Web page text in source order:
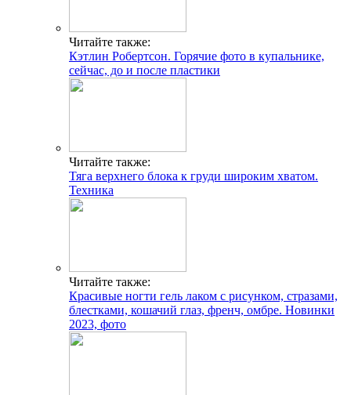
Читайте также:
Кэтлин Робертсон. Горячие фото в купальнике,
сейчас, до и после пластики
Читайте также:
Тяга верхнего блока к груди широким хватом.
Техника
Читайте также:
Красивые ногти гель лаком с рисунком, стразами,
блестками, кошачий глаз, френч, омбре. Новинки
2023, фото